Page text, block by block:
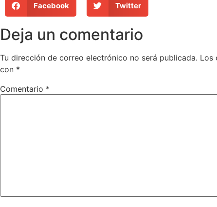
Facebook Twitter
Deja un comentario
Tu dirección de correo electrónico no será publicada. Los
con *
Comentario *